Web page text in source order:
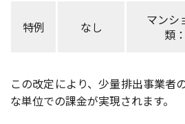
特例 なし
マンシ
類
この改定により、少量排出事業者
な単位での課金が実現されます。